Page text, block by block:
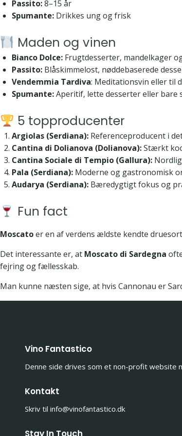
Passito:8–15 år
Spumante: Drikkes ung og frisk
Maden og vinen
Bianco Dolce: Frugtdesserter, mandelkager
Passito: Blåskimmelost, nøddebaserede
Vendemmia Tardiva: Meditationsvin eller til
Spumante:Aperitif, lette desserter eller bare
5 topproducenter
Argiolas (Serdiana): Referenceproducent i
Cantina di Dolianova (Dolianova):Stærkt
Cantina Sociale di Tempio (Gallura):
Pala (Serdiana): Moderne og gastronomisk
Audarya (Serdiana): Bæredygtigt fokus og
Fun fact
Moscatoer en af verdens ældste kendte
Det interessante er, at Moscato di Sardegna
fejring og fællesskab.
Man kunne næsten sige, at hvis Cannonau er
Vino Fantastico
Denne side drives som et non-profit website
Kontakt
Skriv til info@vinofantastico.dk
Stay In Touch